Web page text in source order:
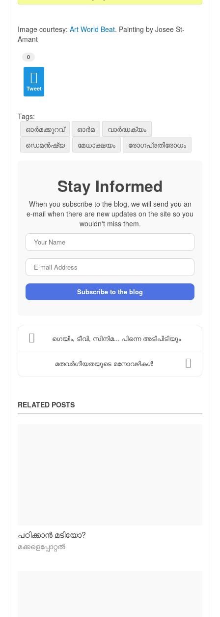
Image courtesy: Art World Beat. Painting by Josee St-
Amant
0
Tweet
Tags:
ഓര്‍മക്കുറവ്
ഓര്‍മ
വാര്‍ദ്ധക്യം
ഡെമന്‍ഷ്യ
മേധാക്ഷയം രോഗപ്രതിരോധം
Stay Informed
When you subscribe to the blog, we will send you an
e-mail when there are new updates on the site so you
wouldn't miss them.
Subscribe to the blog
ഗെയിം, ടീവി, സിനിമ... പിന്നെ അടിപിടിയും
മതവര്‍ഗീയതയുടെ മനോവഴികള്‍
RELATED POSTS
പഠിക്കാന്‍ മടിയോ?
മക്കളെപ്പോറ്റല്‍